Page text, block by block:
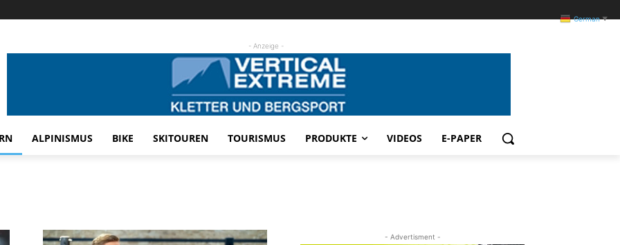
- Anzeige -
ALPINISMUS BIKE SKITOUREN TOURISMUS PRODUKTE VIDEOS E-PAPER
- Advertisment -
German ▼